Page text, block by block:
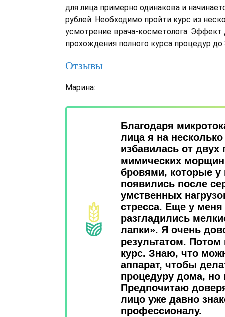
для лица примерно одинакова и
рублей. Необходимо пройти курс из
усмотрение врача-косметолога. Эффект
прохождения полного курса процедур
Отзывы
Марина:
Благодаря
лица я на
избавилась от двух
мимических
бровями, которые у
появились после
умственных
стресса. Еще у меня
разгладились
лапки». Я очень
результатом.
курс. Знаю, что
аппарат, чтобы
процедуру дома, но
Предпочитаю
лицо уже давно
профессионалу.